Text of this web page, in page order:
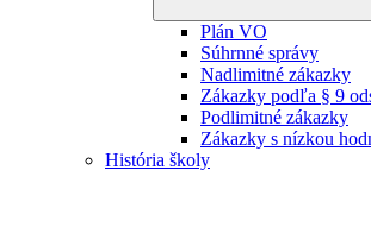
Plán VO
Súhrnné správy
Nadlimitné zákazky
Zákazky podľa § 9
Podlimitné zákazky
Zákazky s nízkou
História školy